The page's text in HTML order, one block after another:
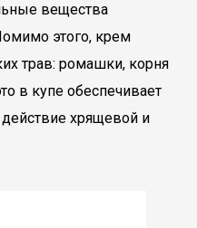
вещества
этого, крем
трав: ромашки, корня
в купе обеспечивает
хрящевой и